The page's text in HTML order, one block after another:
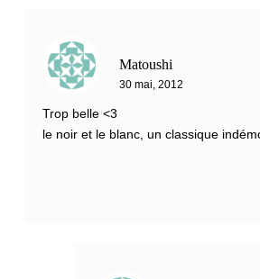
Matoushi
30 mai, 2012
Trop belle <3
le noir et le blanc, un classique